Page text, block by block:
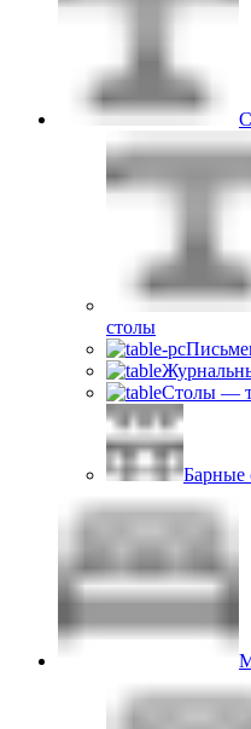
столы
Столы —
Барные